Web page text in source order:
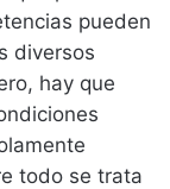
pueden
diversos
hay que
todo se trata